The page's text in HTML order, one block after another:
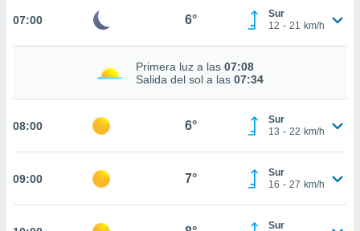
todas
y análisis
como
y
en
07:00 6°
Sur
12 - 21 km/h
Primera luz a las 07:08
Salida del sol a las 07:34
08:00 6°
Sur
13 - 22 km/h
09:00 7°
Sur
16 - 27 km/h
Sur